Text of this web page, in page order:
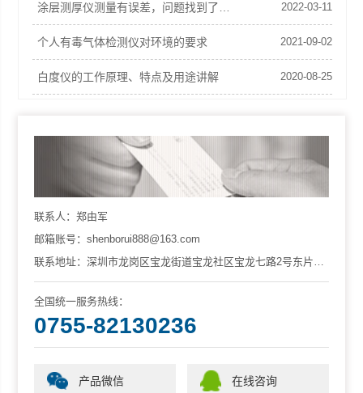
2022-03-11
个人有毒气体检测仪对环境的要求 2021-09-02
白度仪的工作原理、特点及用途讲解 2020-08-25
联系人：郑由军
邮箱账号：shenborui888@163.com
联系地址：深圳市龙岗区宝龙街道宝龙社区宝龙七路2号东片生活区星程酒店3楼306室。
全国统一服务热线：
0755-82130236
产品微信 在线咨询